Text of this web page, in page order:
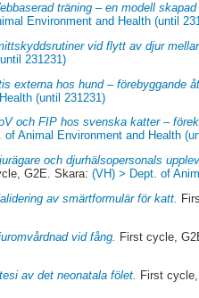
träning – en modell
Environment and Health (until
vid flytt av djur
231231)
externa hos hund – förebyggande
(until 231231)
och FIP hos svenska katter –
of Animal Environment and Health
och djurhälsopersonals
G2E. Skara:(VH) > Dept. of
av smärtformulär för katt.
vid fång. First cycle,
av det neonatala fölet. First